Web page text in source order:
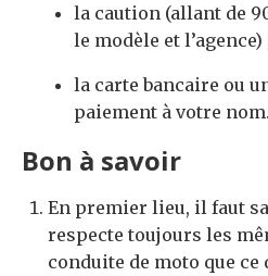
la caution (allant de
le modèle et l’agence)
la carte bancaire ou
paiement à votre nom.
Bon à savoir
En premier lieu, il faut
respecte toujours les
conduite de moto que